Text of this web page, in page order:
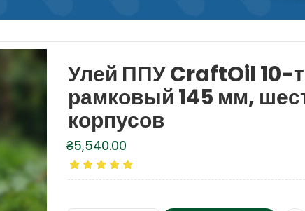
Улей ППУ CraftOil 10-
рамковый 145 мм,
корпусов
₴5,540.00